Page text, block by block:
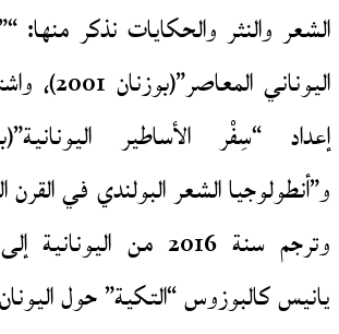
الشعر والنثر والحكايات نذكر منها:
اليوناني
وترجم سنة 2016 من
يانيس كالبوزوس “التكية” حول